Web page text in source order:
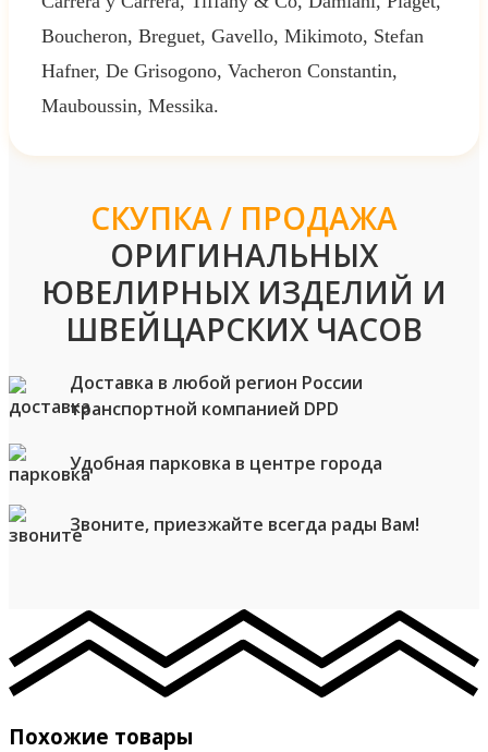
Boucheron, Breguet, Gavello, Mikimoto, Stefan
Hafner, De Grisogono, Vacheron Constantin,
Mauboussin, Messika.
СКУПКА / ПРОДАЖА
ОРИГИНАЛЬНЫХ
ЮВЕЛИРНЫХ ИЗДЕЛИЙ И
ШВЕЙЦАРСКИХ ЧАСОВ
Доставка в любой регион России
транспортной компанией DPD
Удобная парковка в центре города
Звоните, приезжайте всегда рады Вам!
Похожие товары